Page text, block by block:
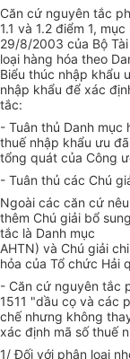
Căn cứ nguyên tắc
1.1 và 1.2 điểm 1,
29/8/2003 của Bộ
loại hàng hóa theo
Biểu thúc nhập khẩu
nhập khẩu để xác
tắc:
- Tuân thủ Danh mục
thuế nhập khẩu ưu
tổng quát của Công
- Tuân thủ các Chú
Ngoài các căn cứ
thêm Chú giải bổ
tắc là Danh mục
AHTN) và Chú giải
hỏa của Tổ chức Hải
- Căn cứ nguyên tắc
1511 "dầu cọ và các
chế nhưng không
xác định mã số thuế
1/ Đối với phân loại